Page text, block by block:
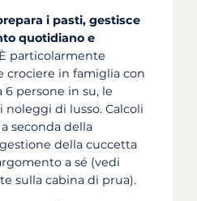
i pasti, gestisce
quotidiano e
particolarmente
crociere in famiglia con
persone in su, le
di lusso. Calcoli
a seconda della
della cuccetta
a sé (vedi
sulla cabina di prua).